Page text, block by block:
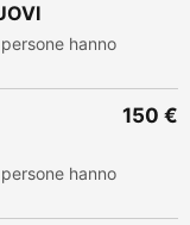
hanno
hanno
150 €